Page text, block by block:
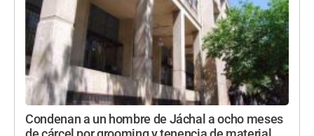
Condenan a un hombre de Jáchal a ocho meses